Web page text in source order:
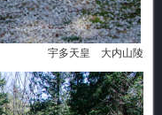
宇多天皇 大内山陵